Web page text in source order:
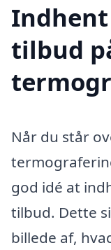
tilbud
Når du står
god idé at
tilbud. Dette
billede af,